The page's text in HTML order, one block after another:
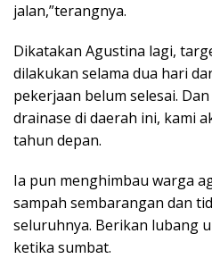
jalan,”terangnya.
Dikatakan Agustina lagi,
dilakukan selama dua hari
pekerjaan belum selesai.
drainase di daerah ini, kami
tahun depan.
Ia pun menghimbau warga
sampah sembarangan dan
seluruhnya. Berikan lubang
ketika sumbat.